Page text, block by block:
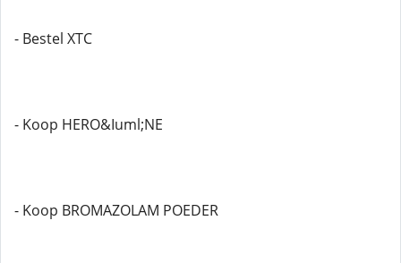
- Bestel XTC
- Koop HERO&Iuml;NE
- Koop BROMAZOLAM POEDER